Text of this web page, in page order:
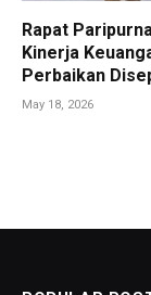
Rapat
Kinerja
Perbaikan
May 18, 2026